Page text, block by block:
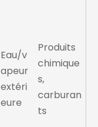
Eau/v
apeur
extéri
eure
Produits
chimique
s,
carburan
ts